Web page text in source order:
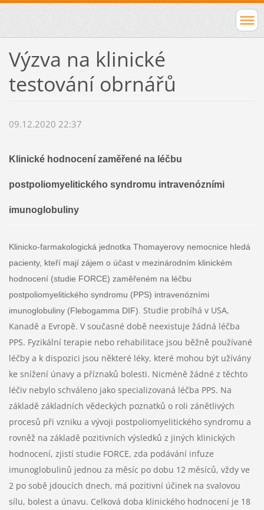
Výzva na klinické
testování obrnářů
09.12.2020 22:37
Klinické hodnocení zaměřené na léčbu
postpoliomyelitického syndromu intravenózními
imunoglobuliny
Klinicko-farmakologická jednotka Thomayerovy nemocnice hledá
pacienty, kteří mají zájem o účast v mezinárodním klinickém
hodnocení (studie FORCE) zaměřeném na léčbu
postpoliomyelitického syndromu (PPS) intravenózními
imunoglobuliny (Flebogamma DIF). Studie probíhá v USA,
Kanadě a Evropě. V současné době neexistuje žádná léčba
PPS. Fyzikální terapie nebo rehabilitace jsou běžně používané
léčby a k dispozici jsou některé léky, které mohou být užívány
ke snížení únavy a příznaků bolesti. Nicméně žádné z těchto
léčiv nebylo schváleno jako specializovaná léčba PPS. Na
základě základních vědeckých poznatků o roli zánětlivých
procesů při vzniku a vývoji postpoliomyelitického syndromu a
rovněž na základě pozitivních výsledků z jiných klinických
hodnocení, zjistí studie FORCE, zda podávání infuze
imunoglobulinů jednou za měsíc po dobu 12 měsíců, vždy ve
2 po sobě jdoucích dnech, má pozitivní účinek na svalovou
sílu, bolest a únavu. Celková doba klinického hodnocení je 18